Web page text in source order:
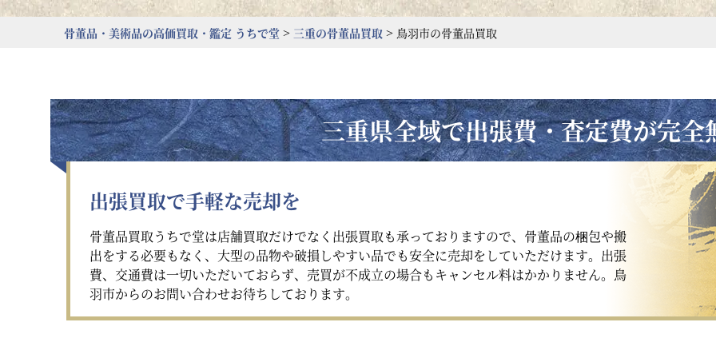
骨董品・美術品の高価買取・鑑定 うちで堂 > 三重の骨董品買取 > 鳥羽市の骨董品買取
三重県全域で出張費・査定費が完全
出張買取で手軽な売却を
骨董品買取うちで堂は店舗買取だけでなく出張買取も承っておりますので、骨董品の梱包や搬
出をする必要もなく、大型の品物や破損しやすい品でも安全に売却をしていただけます。出張
費、交通費は一切いただいておらず、売買が不成立の場合もキャンセル料はかかりません。鳥
羽市からのお問い合わせお待ちしております。